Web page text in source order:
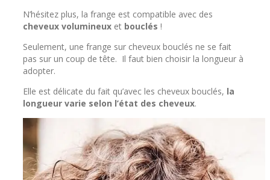
N’hésitez plus, la frange est compatible avec des
cheveux volumineux et bouclés !
Seulement, une frange sur cheveux bouclés ne se fait
pas sur un coup de tête. Il faut bien choisir la longueur à
adopter.
Elle est délicate du fait qu’avec les cheveux bouclés, la
longueur varie selon l’état des cheveux.